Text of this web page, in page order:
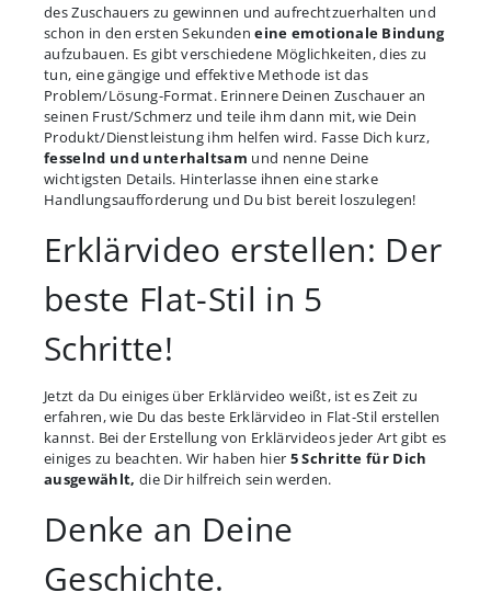
des Zuschauers zu gewinnen und aufrechtzuerhalten und
schon in den ersten Sekundeneine emotionale Bindung
aufzubauen. Es gibt verschiedene Möglichkeiten, dies zu
tun, eine gängige und effektive Methode ist das
Problem/Lösung-Format. Erinnere Deinen Zuschauer an
seinen Frust/Schmerz und teile ihm dann mit, wie Dein
Produkt/Dienstleistung ihm helfen wird. Fasse Dich kurz,
fesselnd und unterhaltsam und nenne Deine
wichtigsten Details. Hinterlasse ihnen eine starke
Handlungsaufforderung und Du bist bereit loszulegen!
Erklärvideo erstellen: Der
beste Flat-Stil in 5
Schritte!
Jetzt da Du einiges über Erklärvideo weißt, ist es Zeit zu
erfahren, wie Du das beste Erklärvideo in Flat-Stil erstellen
kannst. Bei der Erstellung von Erklärvideos jeder Art gibt es
einiges zu beachten. Wir haben hier 5 Schritte für Dich
ausgewählt, die Dir hilfreich sein werden.
Denke an Deine
Geschichte.